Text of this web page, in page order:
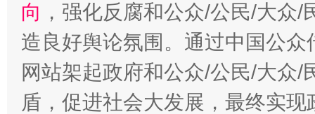
向 ，强化反腐和公众/公民/大众
造良好舆论氛围。通过中国公
网站架起政府和公众/公民/大众
盾，促进社会大发展，最终实